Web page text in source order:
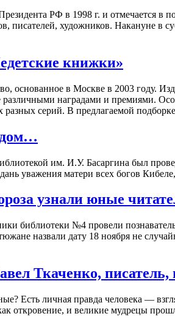
РФ в 1998 г. и отмечается в
писателей, художников. Накануне
книжки»
основанное в Москве в 2003 году.
наградами и премиями.
разных серий. В предлагаемой
дом…
им. И.У. Басаргина был
уважения матери всех богов
узнали юные
библиотеки №4 провели
назвали дату 18 ноября не
Ткаченко, писатель,
Есть личная правда человека —
откровение, и великие мудрецы